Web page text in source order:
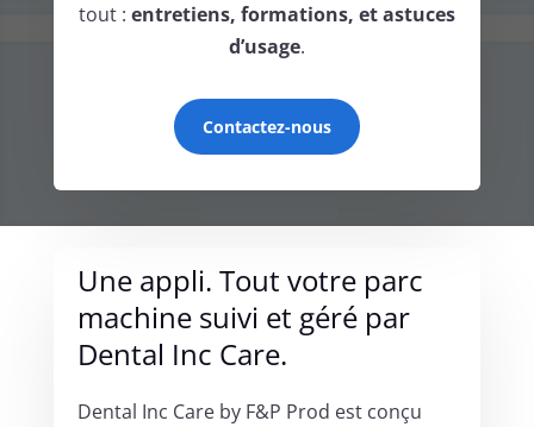
tout : entretiens, formations, et astuces
d’usage.
Contactez-nous
Une appli. Tout votre parc
machine suivi et géré par
Dental Inc Care.
Dental Inc Care by F&P Prod est conçu